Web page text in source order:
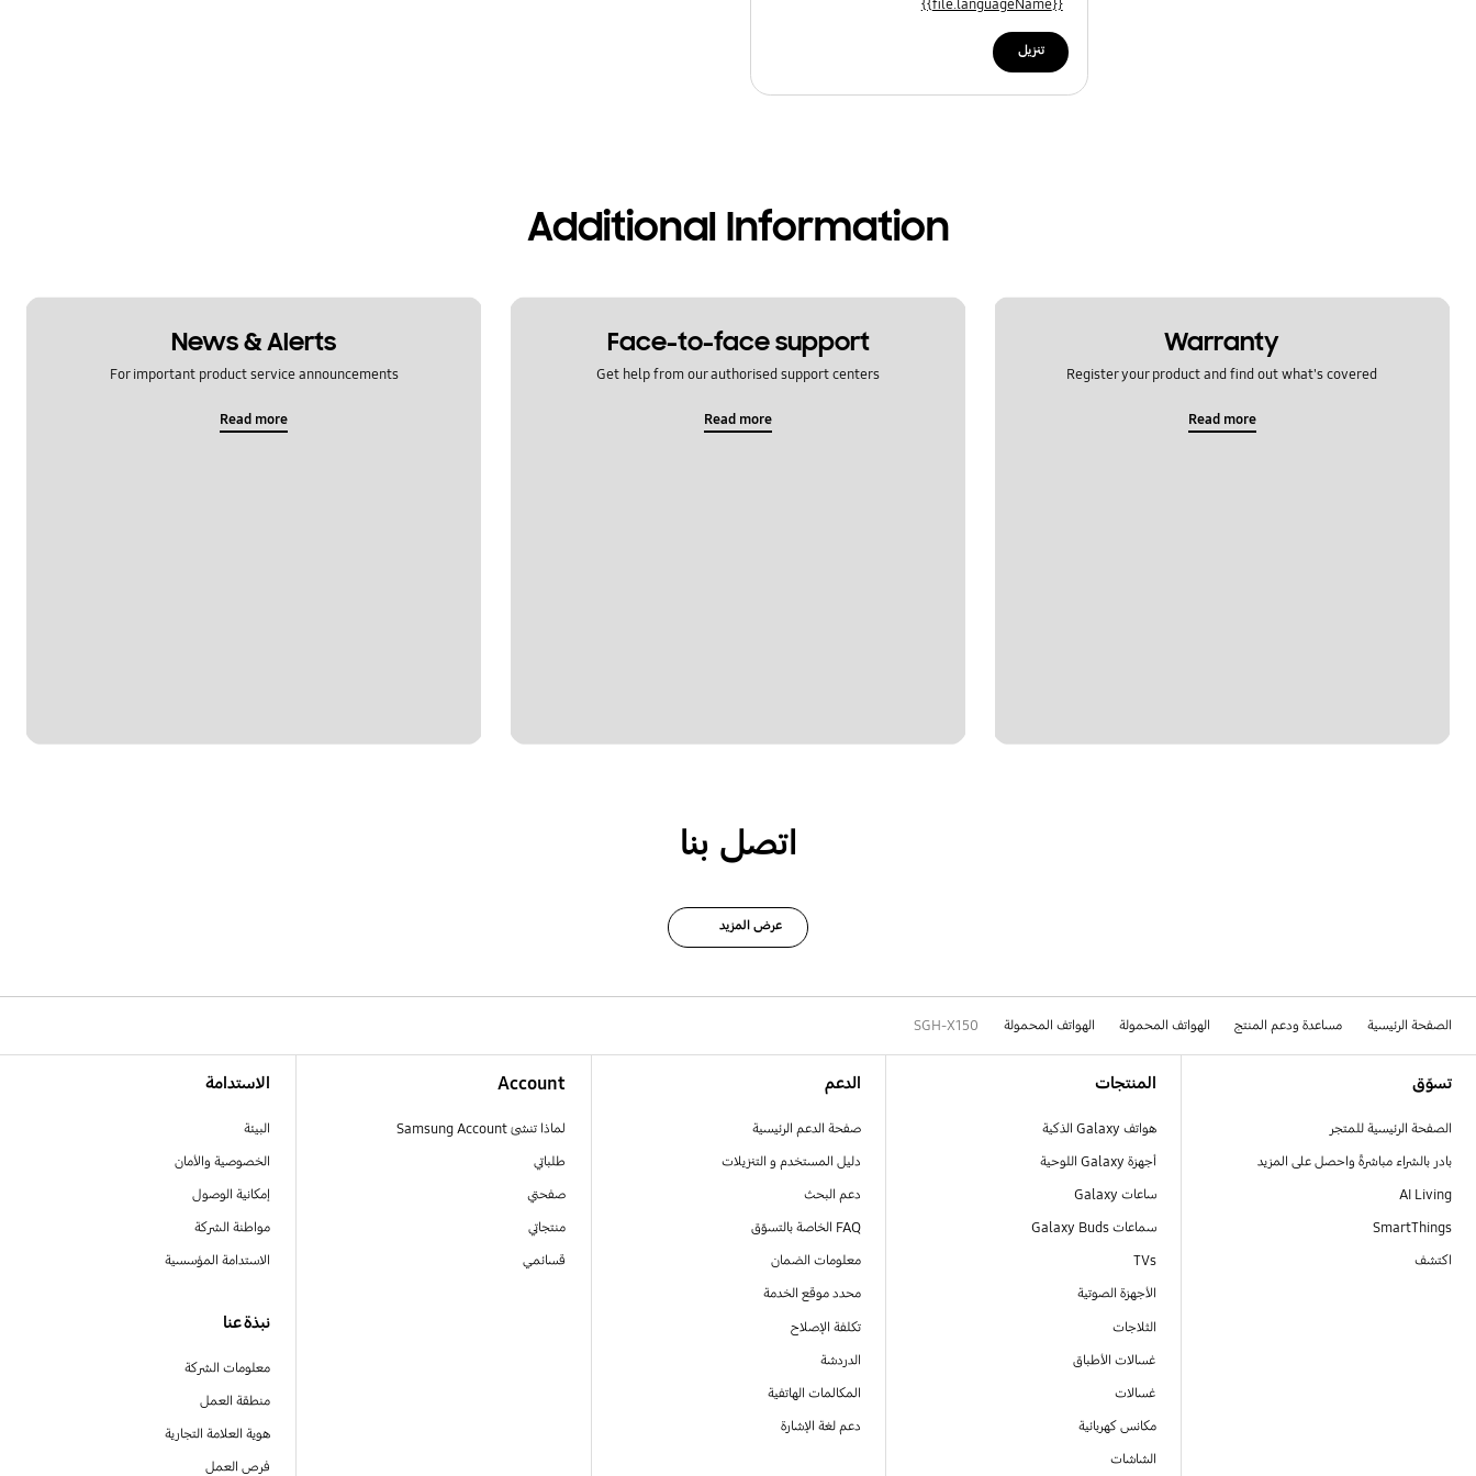
{{file.languageName}}
تنزيل
Additional Information
Warranty
Register your product and find out what's covered
Read more
Face-to-face support
Get help from our authorised support centers
Read more
News & Alerts
For important product service announcements
Read more
اتصل بنا
عرض المزيد
الصفحة الرئيسية مساعدة ودعم المنتج الهواتف المحمولة الهواتف المحمولة SGH-X150
تسوّق
الصفحة الرئيسية للمتجر
بادر بالشراء مباشرةً واحصل على المزيد
AI Living
SmartThings
اكتشف
المنتجات
هواتف Galaxy الذكية
أجهزة Galaxy اللوحية
ساعات Galaxy
سماعات Galaxy Buds
TVs
الأجهزة الصوتية
الثلاجات
غسالات الأطباق
غسالات
مكانس كهربائية
الشاشات
الدعم
صفحة الدعم الرئيسية
دليل المستخدم و التنزيلات
دعم البحث
FAQ الخاصة بالتسوّق
معلومات الضمان
محدد موقع الخدمة
تكلفة الإصلاح
الدردشة
المكالمات الهاتفية
دعم لغة الإشارة
Account
لماذا تنشئ Samsung Account
طلباتي
صفحتي
منتجاتي
قسائمي
الاستدامة
البيئة
الخصوصية والأمان
إمكانية الوصول
مواطنة الشركة
الاستدامة المؤسسية
نبذة عنا
معلومات الشركة
منطقة العمل
هوية العلامة التجارية
فرص العمل